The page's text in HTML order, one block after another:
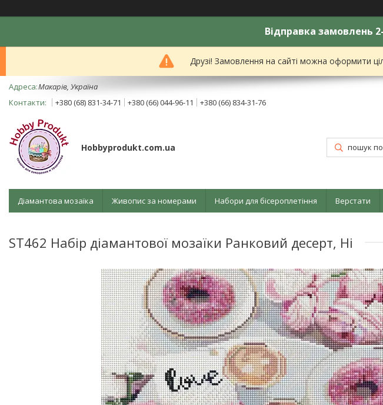
Відправка замовлень
Друзі! Замовлення на сайті можна оформити
Mакарів, Україна
+380 (68) 831-34-71
+380 (66) 044-96-11 +380 (66) 834-31-76
Hobbyprodukt.com.ua
Діамантова мозаїка Живопис за номерами Набори для бісероплетіння Верстати
ST462 Набір діамантової мозаїки Ранковий десерт, Ні